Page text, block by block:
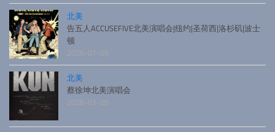
北美
告五人ACCUSEFIVE北美演唱会|纽约|圣荷西|洛杉矶|波士
顿
2026-01-05
北美
蔡徐坤北美演唱会
2026-01-05